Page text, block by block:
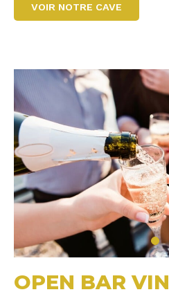
VOIR NOTRE CAVE
OPEN BAR VIN